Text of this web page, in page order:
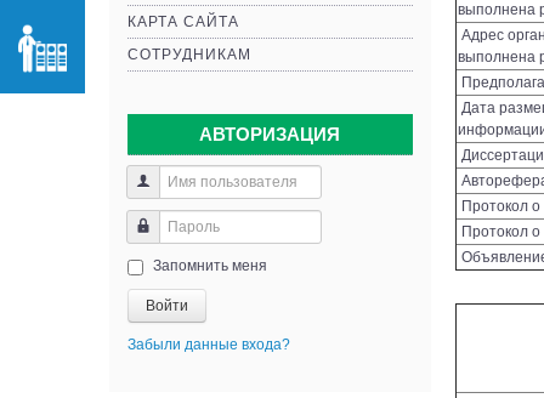
КАРТА САЙТА
СОТРУДНИКАМ
АВТОРИЗАЦИЯ
Запомнить меня
Войти
Забыли данные входа?
выполнена
Адрес
выполнена
Дата
Протокол
Протокол